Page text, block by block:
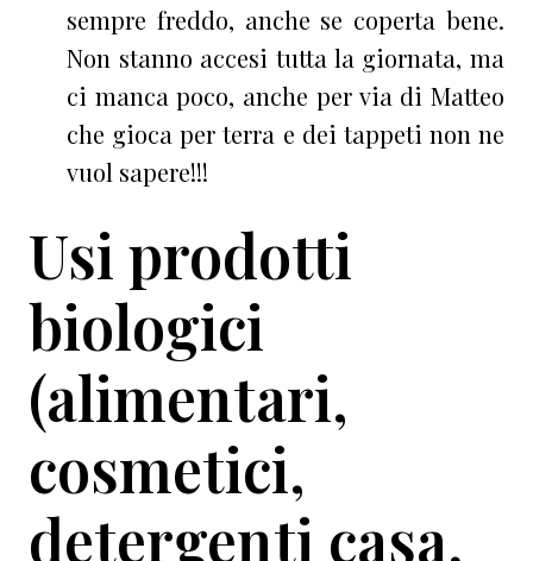
sempre freddo, anche se coperta bene.
Non stanno accesi tutta la giornata, ma
ci manca poco, anche per via di Matteo
che gioca per terra e dei tappeti non ne
vuol sapere!!!
Usi prodotti
biologici
(alimentari,
cosmetici,
detergenti casa,